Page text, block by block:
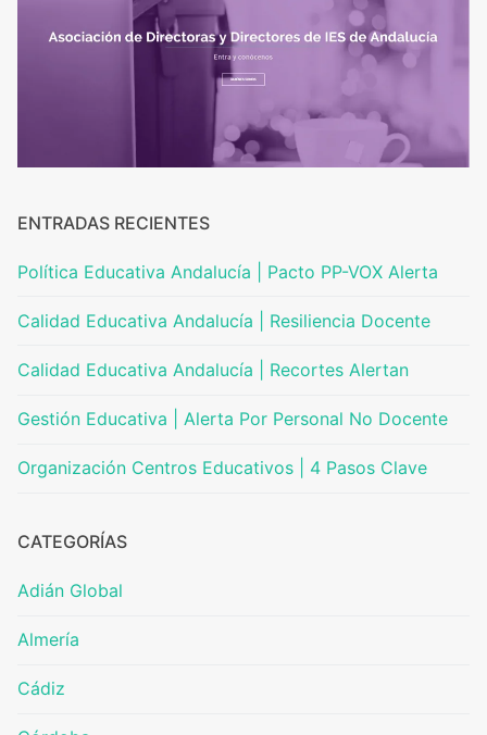
ENTRADAS RECIENTES
Política Educativa Andalucía | Pacto PP-VOX Alerta
Calidad Educativa Andalucía | Resiliencia Docente
Calidad Educativa Andalucía | Recortes Alertan
Gestión Educativa | Alerta Por Personal No Docente
Organización Centros Educativos | 4 Pasos Clave
CATEGORÍAS
Adián Global
Almería
Cádiz